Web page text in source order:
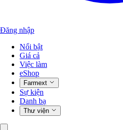
Đăng nhập
Nổi bật
Giá cả
Việc làm
eShop
Farmext
Sự kiện
Danh bạ
Thư viện